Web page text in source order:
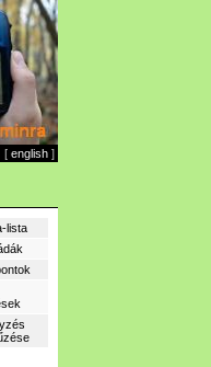
[ english ]
lista